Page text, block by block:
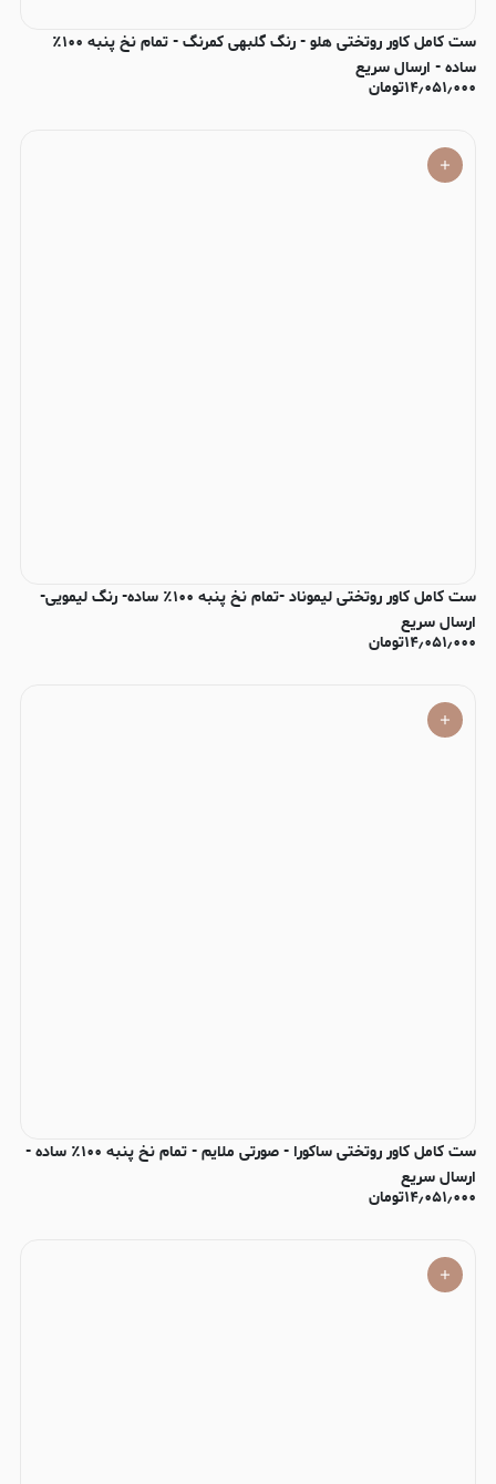
ست کامل کاور روتختی هلو - رنگ گلبهی کمرنگ - تمام نخ پنبه ۱۰۰٪
ساده - ارسال سریع
۱۴٫۰۵۱٫۰۰۰تومان
ست کامل کاور روتختی لیموناد -تمام نخ پنبه ۱۰۰٪ ساده- رنگ لیمویی-
ارسال سریع
۱۴٫۰۵۱٫۰۰۰تومان
ست کامل کاور روتختی ساکورا - صورتی ملایم - تمام نخ پنبه ۱۰۰٪ ساده -
ارسال سریع
۱۴٫۰۵۱٫۰۰۰تومان